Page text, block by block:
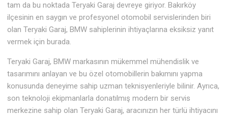
tam da bu noktada Teryaki Garaj devreye giriyor. Bakırköy
ilçesinin en saygın ve profesyonel otomobil servislerinden biri
olan Teryaki Garaj, BMW sahiplerinin ihtiyaçlarına eksiksiz yanıt
vermek için burada.
Teryaki Garaj, BMW markasının mükemmel mühendislik ve
tasarımını anlayan ve bu özel otomobillerin bakımını yapma
konusunda deneyime sahip uzman teknisyenleriyle bilinir. Ayrıca,
son teknoloji ekipmanlarla donatılmış modern bir servis
merkezine sahip olan Teryaki Garaj, aracınızın her türlü ihtiyacını